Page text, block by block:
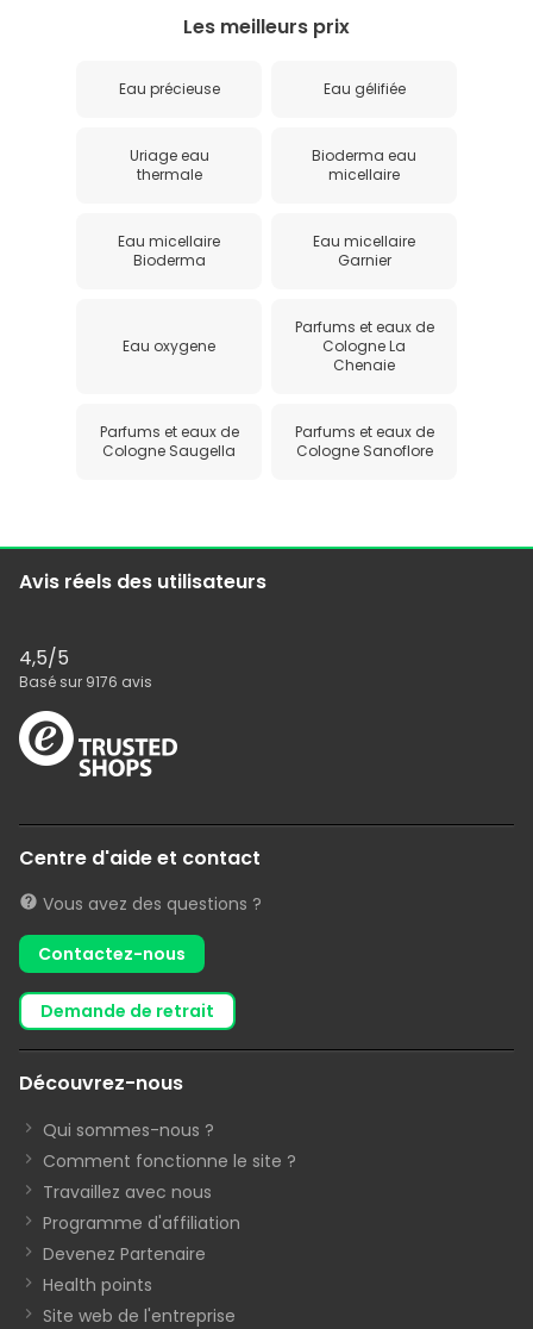
Les meilleurs prix
Eau précieuse Eau gélifiée
Uriage eau
thermale
Bioderma eau
micellaire
Eau micellaire
Bioderma
Eau micellaire
Garnier
Eau oxygene
Parfums et eaux de
Cologne La
Chenaie
Parfums et eaux de
Cologne Saugella
Parfums et eaux de
Cologne Sanoflore
Avis réels des utilisateurs
4,5/5
Basé sur 9176 avis
Centre d'aide et contact
Vous avez des questions ?
Contactez-nous
demande de retrait
Découvrez-nous
Qui sommes-nous ?
Comment fonctionne le site ?
Travaillez avec nous
Programme d'affiliation
Devenez Partenaire
Health points
Site web de l'entreprise